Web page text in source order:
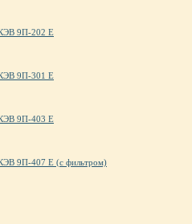
КЭВ 9П-202 Е
КЭВ 9П-301 Е
КЭВ 9П-403 Е
9П-407 Е (с фильтром)